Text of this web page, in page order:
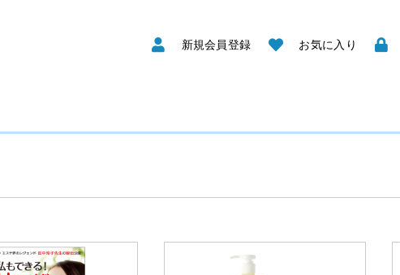
新規会員登録 お気に入り